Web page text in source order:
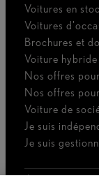
Voitures en
Voitures
Brochures et
Voiture hybride
Nos offres
Nos offres
Voiture de
Je suis
Je suis
Assurances